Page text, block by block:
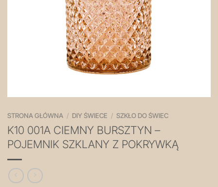
STRONA GŁÓWNA / DIY ŚWIECE / SZKŁO DO ŚWIEC
K10 001A CIEMNY BURSZTYN –
POJEMNIK SZKLANY Z POKRYWKĄ